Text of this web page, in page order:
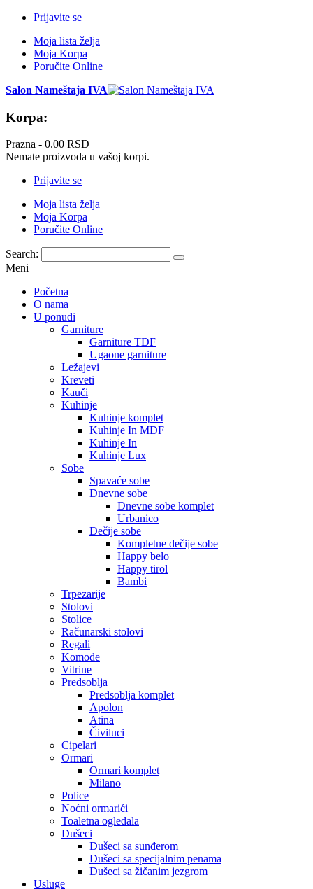
Prijavite se
Moja lista želja
Moja Korpa
Poručite Online
Salon Nameštaja IVA
Korpa:
Prazna - 0.00 RSD
Nemate proizvoda u vašoj korpi.
Prijavite se
Moja lista želja
Moja Korpa
Poručite Online
Search:
Meni
Početna
O nama
U ponudi
Garniture
Garniture TDF
Ugaone garniture
Ležajevi
Kreveti
Kauči
Kuhinje
Kuhinje komplet
Kuhinje In MDF
Kuhinje In
Kuhinje Lux
Sobe
Spavaće sobe
Dnevne sobe
Dnevne sobe komplet
Urbanico
Dečije sobe
Kompletne dečije sobe
Happy belo
Happy tirol
Bambi
Trpezarije
Stolovi
Stolice
Računarski stolovi
Regali
Komode
Vitrine
Predsoblja
Predsoblja komplet
Apolon
Atina
Čiviluci
Cipelari
Ormari
Ormari komplet
Milano
Police
Noćni ormarići
Toaletna ogledala
Dušeci
Dušeci sa sunđerom
Dušeci sa specijalnim penama
Dušeci sa žičanim jezgrom
Usluge